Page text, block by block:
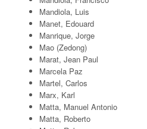
Mandiola, Luis
Manet, Edouard
Manrique, Jorge
Mao (Zedong)
Marat, Jean Paul
Marcela Paz
Martel, Carlos
Marx, Karl
Matta, Manuel Antonio
Matta, Roberto